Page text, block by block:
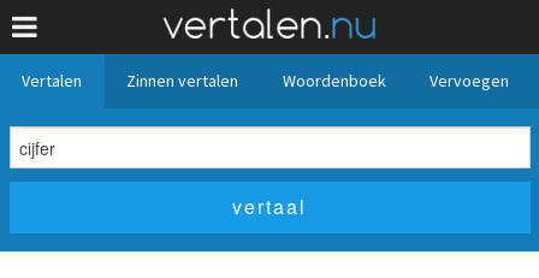
Vertalen Zinnen vertalen Woordenboek Vervoegen